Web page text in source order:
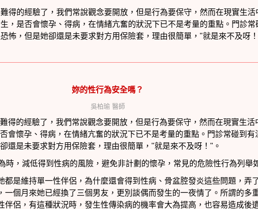
得的經驗了，我們常說觀念要開放，但是行為要保守，然而在現實生
，是否會懷孕、得病，在情緒亢奮的狀況下已不是考量的重點。門診
怖，但是她卻還是未要求對方用保險套，理由很簡單，"就是來不及呀！